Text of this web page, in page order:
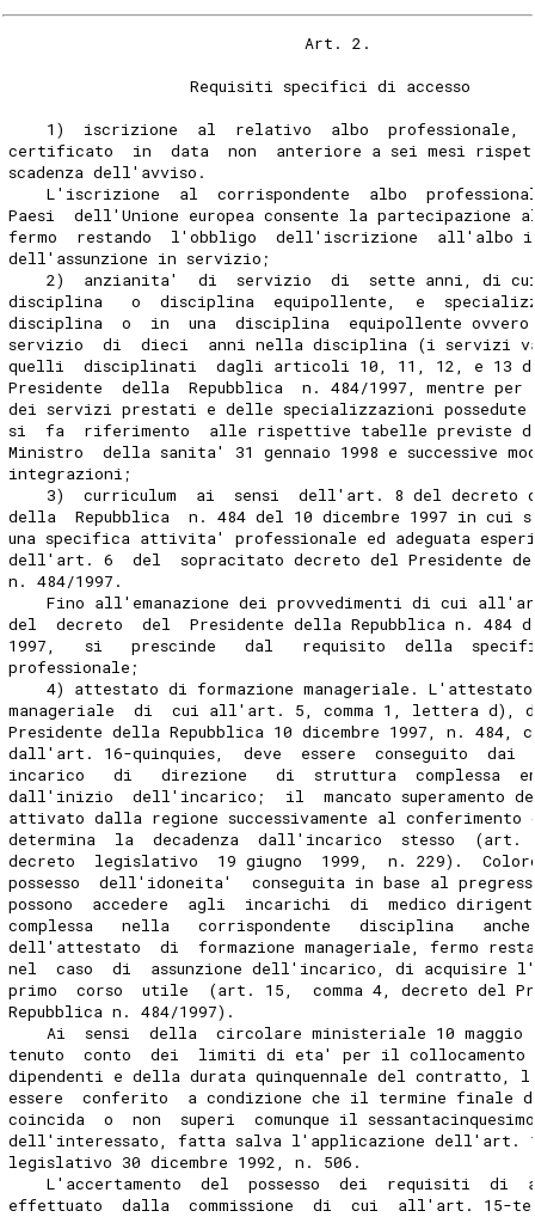
                               Art. 2.
                   Requisiti specifici di accesso
1)  iscrizione  al  relativo  albo  professionale,
certificato  in  data  non  anteriore a sei mesi
scadenza dell'avviso.
L'iscrizione  al  corrispondente  albo
Paesi  dell'Unione europea consente la partecipazione
fermo  restando  l'obbligo  dell'iscrizione  all'albo
dell'assunzione in servizio;
2)  anzianita'  di  servizio  di  sette anni, di
disciplina   o  disciplina  equipollente,  e
disciplina  o  in  una  disciplina  equipollente
servizio  di  dieci  anni nella disciplina (i servizi
quelli  disciplinati  dagli articoli 10, 11, 12, e 13
Presidente  della  Repubblica  n. 484/1997, mentre
dei servizi prestati e delle specializzazioni possedute
si  fa  riferimento  alle rispettive tabelle previste
Ministro  della sanita' 31 gennaio 1998 e successive
integrazioni;
3)  curriculum  ai  sensi  dell'art. 8 del decreto
della  Repubblica  n. 484 del 10 dicembre 1997 in cui
una specifica attivita' professionale ed adeguata
dell'art. 6  del  sopracitato decreto del Presidente
n. 484/1997.
Fino all'emanazione dei provvedimenti di cui
del  decreto  del  Presidente della Repubblica n. 484
1997,   si   prescinde   dal   requisito  della
professionale;
4) attestato di formazione manageriale.
manageriale  di  cui all'art. 5, comma 1, lettera d),
Presidente della Repubblica 10 dicembre 1997, n. 484,
dall'art. 16-quinquies,  deve  essere  conseguito  dai
incarico   di   direzione   di  struttura  complessa
dall'inizio  dell'incarico;  il  mancato superamento
attivato dalla regione successivamente al
determina  la  decadenza  dall'incarico  stesso  (art.
decreto  legislativo  19 giugno  1999,  n. 229).
possesso  dell'idoneita'  conseguita in base al
possono  accedere  agli  incarichi  di  medico
complessa   nella   corrispondente   disciplina   anche
dell'attestato  di  formazione manageriale, fermo
nel  caso  di  assunzione dell'incarico, di acquisire
primo  corso  utile  (art. 15,  comma 4, decreto del
Repubblica n. 484/1997).
Ai  sensi  della  circolare ministeriale 10 maggio
tenuto  conto  dei  limiti di eta' per il collocamento
dipendenti e della durata quinquennale del contratto,
essere  conferito  a condizione che il termine finale
coincida  o  non  superi  comunque il
dell'interessato, fatta salva l'applicazione dell'art.
legislativo 30 dicembre 1992, n. 506.
L'accertamento  del  possesso  dei  requisiti  di
effettuato  dalla  commissione  di  cui  all'art. 15-